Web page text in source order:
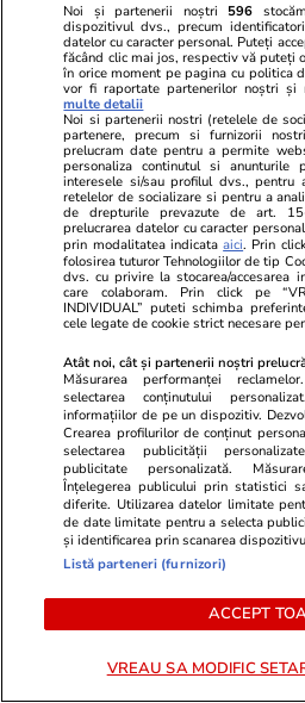
ZiaruldeIasi.ro
Proiectul imobiliar
Lidl Moara de Foc este
vânzare. Dezvoltatorul
asociat în piață cu un alt
de anvergură
ULTIMELE ȘTIRI
Știri România
Românii care călătoresc
rămâne blocați în
Ghidul udării corecte pe
Noi și partenerii noștri 596
dispozitivul dvs., precum
datelor cu caracter personal. Puteți
făcând clic mai jos, respectiv vă puteți
în orice moment pe pagina cu politica
vor fi raportate partenerilor noștri și
multe detalii
Noi si partenerii nostri (retelele de
partenere, precum si furnizorii
prelucram date pentru a permite
personaliza continutul si
interesele si/sau profilul dvs., pentru
retelelor de socializare si pentru a
de drepturile prevazute de art.
prelucrarea datelor cu caracter
prin modalitatea indicataaici. Prin
folosirea tuturor Tehnologiilor de tip
dvs. cu privire la stocarea/accesarea
care colaboram. Prin click pe
INDIVIDUAL” puteti schimba
cele legate de cookie strict necesare
Atât noi, cât și partenerii noștri
Măsurarea performanței
selectarea conținutului
informațiilor de pe un dispozitiv.
Crearea profilurilor de conținut
selectarea publicității
publicitate personalizată.
Înțelegerea publicului prin statistici
diferite. Utilizarea datelor limitate
de date limitate pentru a selecta
și identificarea prin scanarea
Listă parteneri (furnizori)
ACCEPT
VREAU SA MODIFIC